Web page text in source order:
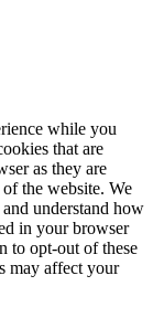
while you
that are
as they are
the website. We
understand how
in your browser
to opt-out of these
may affect your